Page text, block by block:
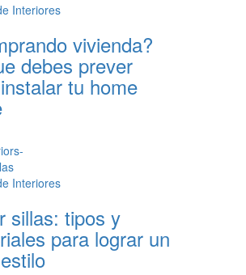
Interiores
vivienda?
debes prever
tu home
Interiores
sillas: tipos y
para lograr un